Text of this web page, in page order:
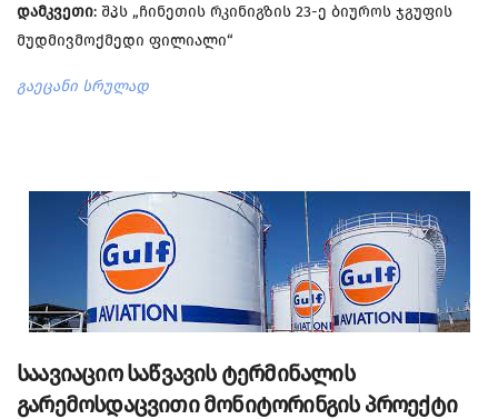
დამკვეთი: შპს „ჩინეთის რკინიგზის 23-ე ბიუროს ჯგუფის
მუდმივმოქმედი ფილიალი“
გაეცანი სრულად
საავიაციო საწვავის ტერმინალის
გარემოსდაცვითი მონიტორინგის პროექტი